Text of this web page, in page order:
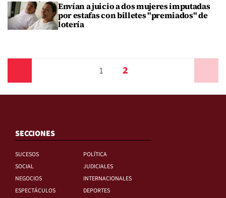
Envían a juicio a dos mujeres imputadas
por estafas con billetes "premiados" de
lotería
1 2
SECCIONES
SUCESOS
POLÍTICA
SOCIAL
JUDICIALES
NEGOCIOS
INTERNACIONALES
ESPECTÁCULOS
DEPORTES